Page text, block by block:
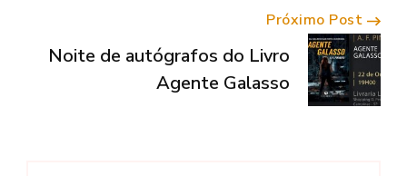
Próximo Post
Noite de autógrafos do Livro
Agente Galasso